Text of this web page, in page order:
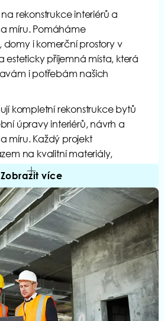
rekonstrukce interiérů a
míru. Pomáháme
i komerční prostory v
esteticky příjemná místa, která
i potřebám našich
kompletní rekonstrukce bytů
úpravy interiérů, návrh a
míru. Každý projekt
na kvalitní materiály,
a pečlivé plánování všech
přístupu,
komunikaci během
zkušenostem z mnoha
klientům nabídnout praktická
funkčnost, design a dlouhou
nebo plánujete
nás kontaktovat – rádi s
Zobrazit více